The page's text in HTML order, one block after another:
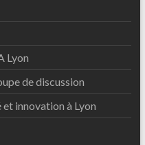
Lyon
de discussion
innovation à Lyon